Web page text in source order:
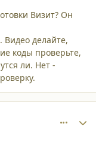
Визит? Он
Видео делайте,
коды проверьте,
ли. Нет -